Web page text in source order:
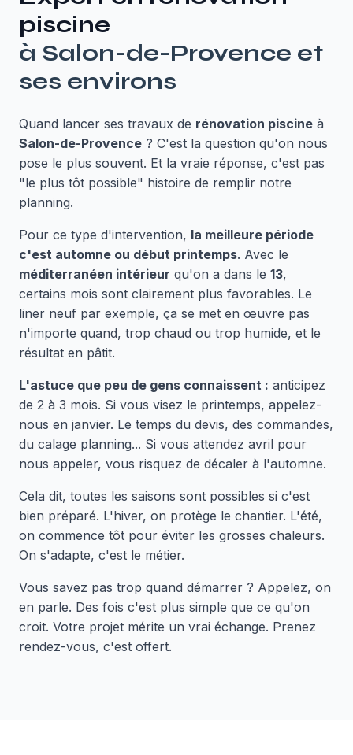
piscine
à Salon-de-Provence et
ses environs
Quand lancer ses travaux de rénovation piscine à
Salon-de-Provence ? C'est la question qu'on nous
pose le plus souvent. Et la vraie réponse, c'est pas
"le plus tôt possible" histoire de remplir notre
planning.
Pour ce type d'intervention, la meilleure période
c'est automne ou début printemps. Avec le
méditerranéen intérieur qu'on a dans le 13,
certains mois sont clairement plus favorables. Le
liner neuf par exemple, ça se met en œuvre pas
n'importe quand, trop chaud ou trop humide, et le
résultat en pâtit.
L'astuce que peu de gens connaissent : anticipez
de 2 à 3 mois. Si vous visez le printemps, appelez-
nous en janvier. Le temps du devis, des commandes,
du calage planning... Si vous attendez avril pour
nous appeler, vous risquez de décaler à l'automne.
Cela dit, toutes les saisons sont possibles si c'est
bien préparé. L'hiver, on protège le chantier. L'été,
on commence tôt pour éviter les grosses chaleurs.
On s'adapte, c'est le métier.
Vous savez pas trop quand démarrer ? Appelez, on
en parle. Des fois c'est plus simple que ce qu'on
croit. Votre projet mérite un vrai échange. Prenez
rendez-vous, c'est offert.